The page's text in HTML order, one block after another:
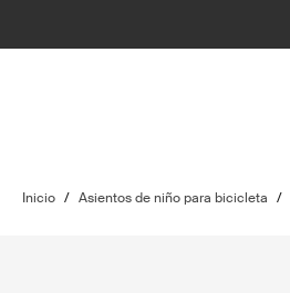
Inicio / Asientos de niño para bicicleta /